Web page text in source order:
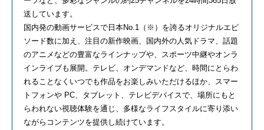
送しています。
国内発の動画サービスで日本No.1（※）を誇るオリジナルエピ
ソード数に加え、注目の新作映画、国内外の人気ドラマ、話題
のアニメなどの豊富なラインナップや、スポーツ中継やオンラ
インライブも展開。テレビ、オンデマンドなど、時間にとらわ
れることなくいつでも作品をお楽しみいただけるほか、スマー
トフォンや PC、タブレット、テレビデバイスで、場所にもと
らわれない視聴体験を通じ、多様なライフスタイルに寄り添い
ながらコンテンツを提供し続けています。